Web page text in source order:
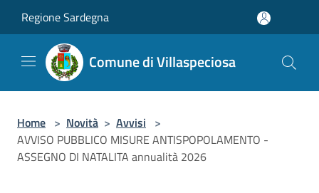
Regione Sardegna
Comune di Villaspeciosa
Home > Novità > Avvisi >
AVVISO PUBBLICO MISURE ANTISPOPOLAMENTO -
ASSEGNO DI NATALITA annualità 2026